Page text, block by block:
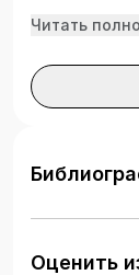
перевода
текста на
Читать
Оценить